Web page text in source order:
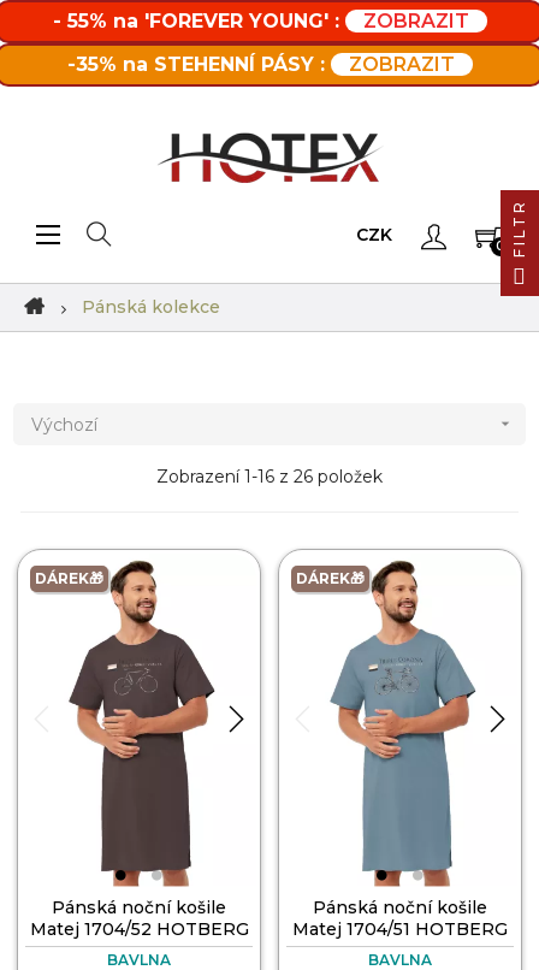
- 55% na 'FOREVER YOUNG' :
ZOBRAZIT
-35% na STEHENNÍ PÁSY :
ZOBRAZIT
Toggle navigation
☰ CZK
0
Pánská kolekce
Výchozí 
Zobrazení 1-16 z 26 položek
DÁREK🎁
Pánská noční košile
Matej 1704/52 HOTBERG
BAVLNA
DÁREK🎁
Pánská noční košile
Matej 1704/51 HOTBERG
BAVLNA
FILTR